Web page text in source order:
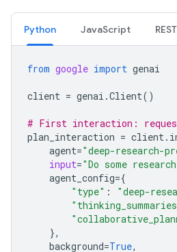
Python JavaScript REST
from google import genai
client = genai .Client()
# First interaction:
plan_interaction = client.
agent="deep-research-
input="Do some
agent_config={
"type" : "deep-
},
background=True,